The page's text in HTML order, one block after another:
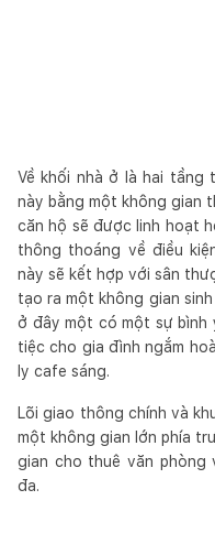
Về khối nhà ở là hai tầng
này bằng một không gian
căn hộ sẽ được linh hoạt
thông thoáng về điều
này sẽ kết hợp với sân
tạo ra một không gian
ở đây một có một sự bình
tiệc cho gia đình ngắm
ly cafe sáng.
Lõi giao thông chính và
một không gian lớn phía
gian cho thuê văn
đa.